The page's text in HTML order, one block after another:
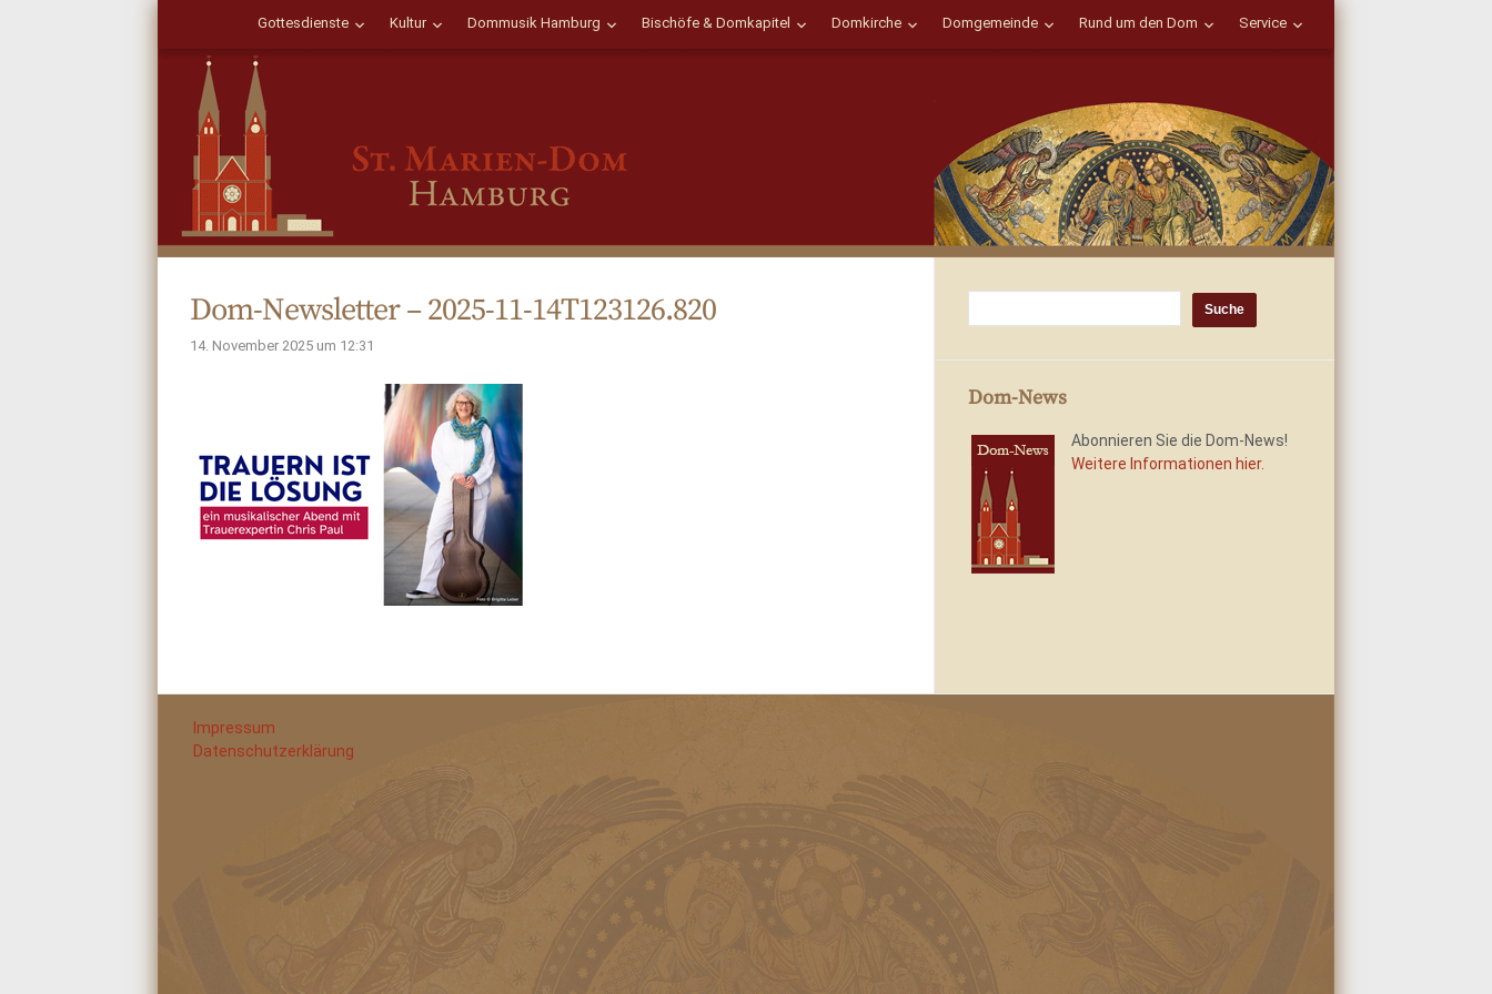
Gottesdienste Kultur Dommusik Hamburg Bischöfe & Domkapitel Domkirche Domgemeinde Rund um den Dom Service
Dom-Newsletter – 2025-11-14T123126.820
14. November 2025 um 12:31
Dom-News
Abonnieren Sie die Dom-News!
Weitere Informationen hier.
Impressum
Datenschutzerklärung